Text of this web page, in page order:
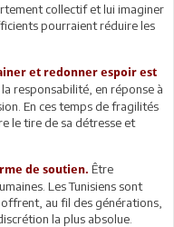
collectif et lui imaginer
pourraient réduire les
et redonner espoir est
la responsabilité, en réponse à
En ces temps de fragilités
le tire de sa détresse et
de soutien. Être
Les Tunisiens sont
au fil des générations,
la plus absolue.